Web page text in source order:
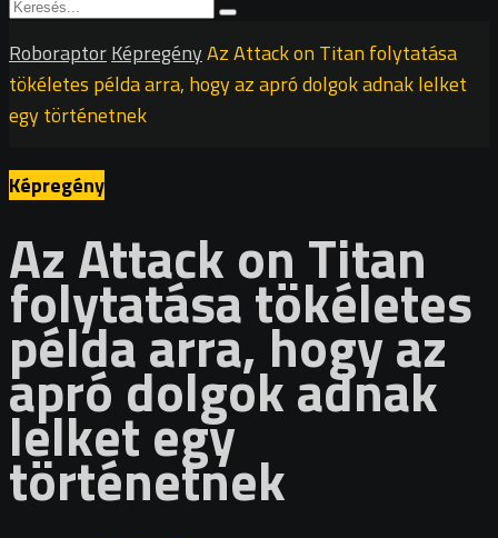
RoboraptorKépregényAz Attack on Titan folytatása
tökéletes példa arra, hogy az apró dolgok adnak lelket
egy történetnek
Képregény
Az Attack on Titan
folytatása tökéletes
példa arra, hogy az
apró dolgok adnak
lelket egy
történetnek